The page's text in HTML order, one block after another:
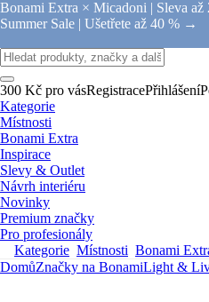
Bonami Extra × Micadoni | Sleva
Summer Sale | Ušetřete až 40 % →
300 Kč pro vásRegistracePřihlášení
Kategorie
Místnosti
Bonami Extra
Inspirace
Slevy & Outlet
Návrh interiéru
Novinky
Premium značky
Pro profesionály
Kategorie Místnosti Bonami
DomůZnačky na BonamiLight &